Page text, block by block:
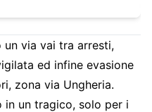
un via vai tra arresti,
ed infine evasione
zona via Ungheria.
in un tragico, solo per i